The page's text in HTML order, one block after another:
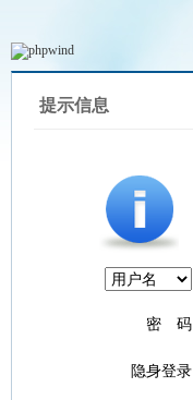
提示信息
密 码
隐身登录